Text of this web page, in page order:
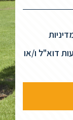
דוא"ל ו/או